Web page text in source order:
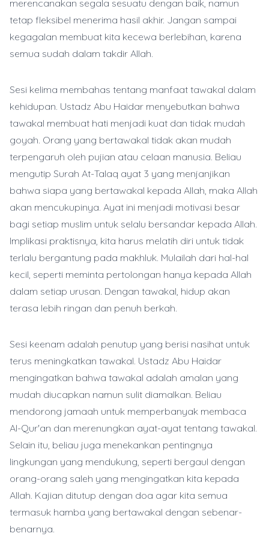
merencanakan segala sesuatu dengan baik, namun
tetap fleksibel menerima hasil akhir. Jangan sampai
kegagalan membuat kita kecewa berlebihan, karena
semua sudah dalam takdir Allah.
Sesi kelima membahas tentang manfaat tawakal dalam
kehidupan. Ustadz Abu Haidar menyebutkan bahwa
tawakal membuat hati menjadi kuat dan tidak mudah
goyah. Orang yang bertawakal tidak akan mudah
terpengaruh oleh pujian atau celaan manusia. Beliau
mengutip Surah At-Talaq ayat 3 yang menjanjikan
bahwa siapa yang bertawakal kepada Allah, maka Allah
akan mencukupinya. Ayat ini menjadi motivasi besar
bagi setiap muslim untuk selalu bersandar kepada Allah.
Implikasi praktisnya, kita harus melatih diri untuk tidak
terlalu bergantung pada makhluk. Mulailah dari hal-hal
kecil, seperti meminta pertolongan hanya kepada Allah
dalam setiap urusan. Dengan tawakal, hidup akan
terasa lebih ringan dan penuh berkah.
Sesi keenam adalah penutup yang berisi nasihat untuk
terus meningkatkan tawakal. Ustadz Abu Haidar
mengingatkan bahwa tawakal adalah amalan yang
mudah diucapkan namun sulit diamalkan. Beliau
mendorong jamaah untuk memperbanyak membaca
Al-Qur'an dan merenungkan ayat-ayat tentang tawakal.
Selain itu, beliau juga menekankan pentingnya
lingkungan yang mendukung, seperti bergaul dengan
orang-orang saleh yang mengingatkan kita kepada
Allah. Kajian ditutup dengan doa agar kita semua
termasuk hamba yang bertawakal dengan sebenar-
benarnya.